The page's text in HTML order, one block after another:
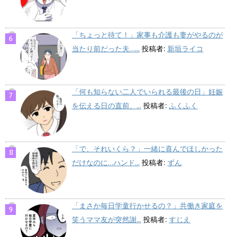
「ちょっと待て！」家事も介護も妻がやるのが
当たり前だった夫…... 投稿者: 新垣ライコ
「何も知らない二人でいられる最後の日」妊娠
を伝える日の直前、... 投稿者: ふくふく
「で、それいくら？」一緒に喜んでほしかった
だけなのに…ハンド... 投稿者: ずん
「まさか毎日学童行かせるの？」共働き家庭を
笑うママ友が突然謝... 投稿者: すじえ